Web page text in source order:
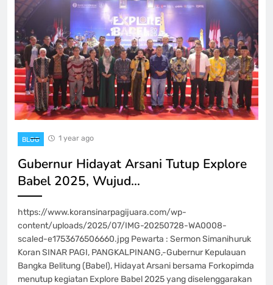
BLOG 1 year ago
Gubernur Hidayat Arsani Tutup Explore
Babel 2025, Wujud…
https://www.koransinarpagijuara.com/wp-
content/uploads/2025/07/IMG-20250728-WA0008-
scaled-e1753676506660.jpg Pewarta : Sermon Simanihuruk
Koran SINAR PAGI, PANGKALPINANG,-Gubernur Kepulauan
Bangka Belitung (Babel), Hidayat Arsani bersama Forkopimda
menutup kegiatan Explore Babel 2025 yang diselenggarakan